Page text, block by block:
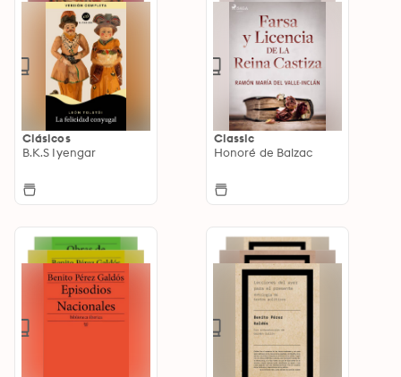
Clásicos
B.K.S Iyengar
Classic
Honoré de Balzac